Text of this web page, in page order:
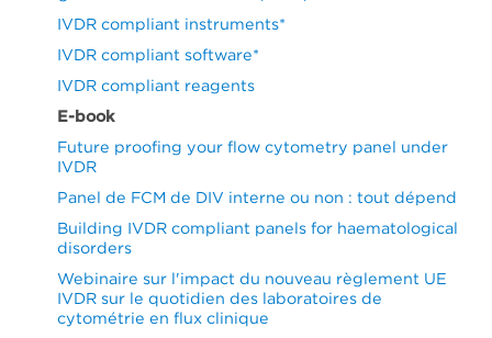
IVDR compliant instruments*
IVDR compliant software*
IVDR compliant reagents
E-book
Future proofing your flow cytometry panel under
IVDR
Panel de FCM de DIV interne ou non : tout dépend
Building IVDR compliant panels for haematological
disorders
Webinaire sur l'impact du nouveau règlement UE
IVDR sur le quotidien des laboratoires de
cytométrie en flux clinique